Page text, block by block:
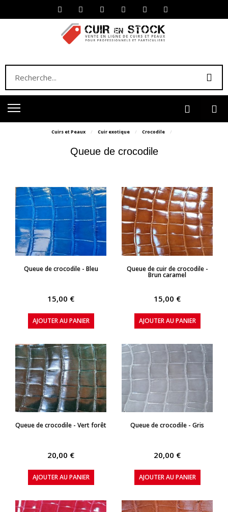
Cuirs et Peaux Cuir exotique Crocodile
Queue de crocodile
APERÇU RAPIDE
Queue de crocodile - Bleu
15,00 €
AJOUTER AU PANIER
APERÇU RAPIDE
Queue de cuir de crocodile -
Brun caramel
15,00 €
AJOUTER AU PANIER
APERÇU RAPIDE
Queue de crocodile - Vert forêt
20,00 €
AJOUTER AU PANIER
APERÇU RAPIDE
Queue de crocodile - Gris
20,00 €
AJOUTER AU PANIER